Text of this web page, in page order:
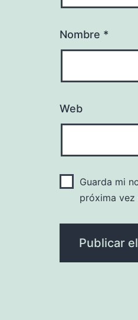
Nombre *
Web
Guarda mi
próxima vez